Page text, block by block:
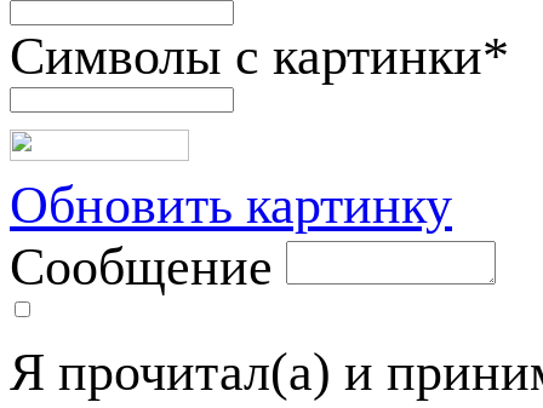
Символы с картинки*
Обновить картинку
Сообщение
Я прочитал(а) и